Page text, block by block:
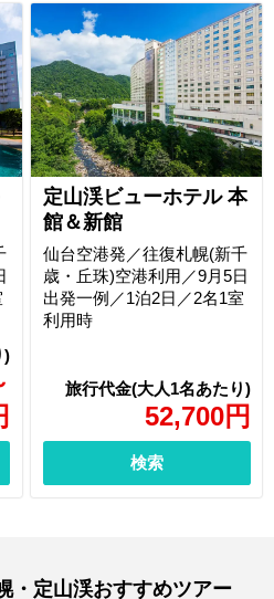
定山渓ビューホテル 本
館＆新館
52,700円
仙台空港発／往復札幌(新千
歳・丘珠)空港利用／9月5日
出発一例／1泊2日／2名1室
利用時
検索
・定山渓おすすめツアー